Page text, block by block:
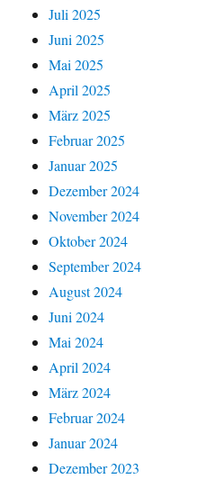
Juli 2025
Juni 2025
Mai 2025
April 2025
März 2025
Februar 2025
Januar 2025
Dezember 2024
November 2024
Oktober 2024
September 2024
August 2024
Juni 2024
Mai 2024
April 2024
März 2024
Februar 2024
Januar 2024
Dezember 2023